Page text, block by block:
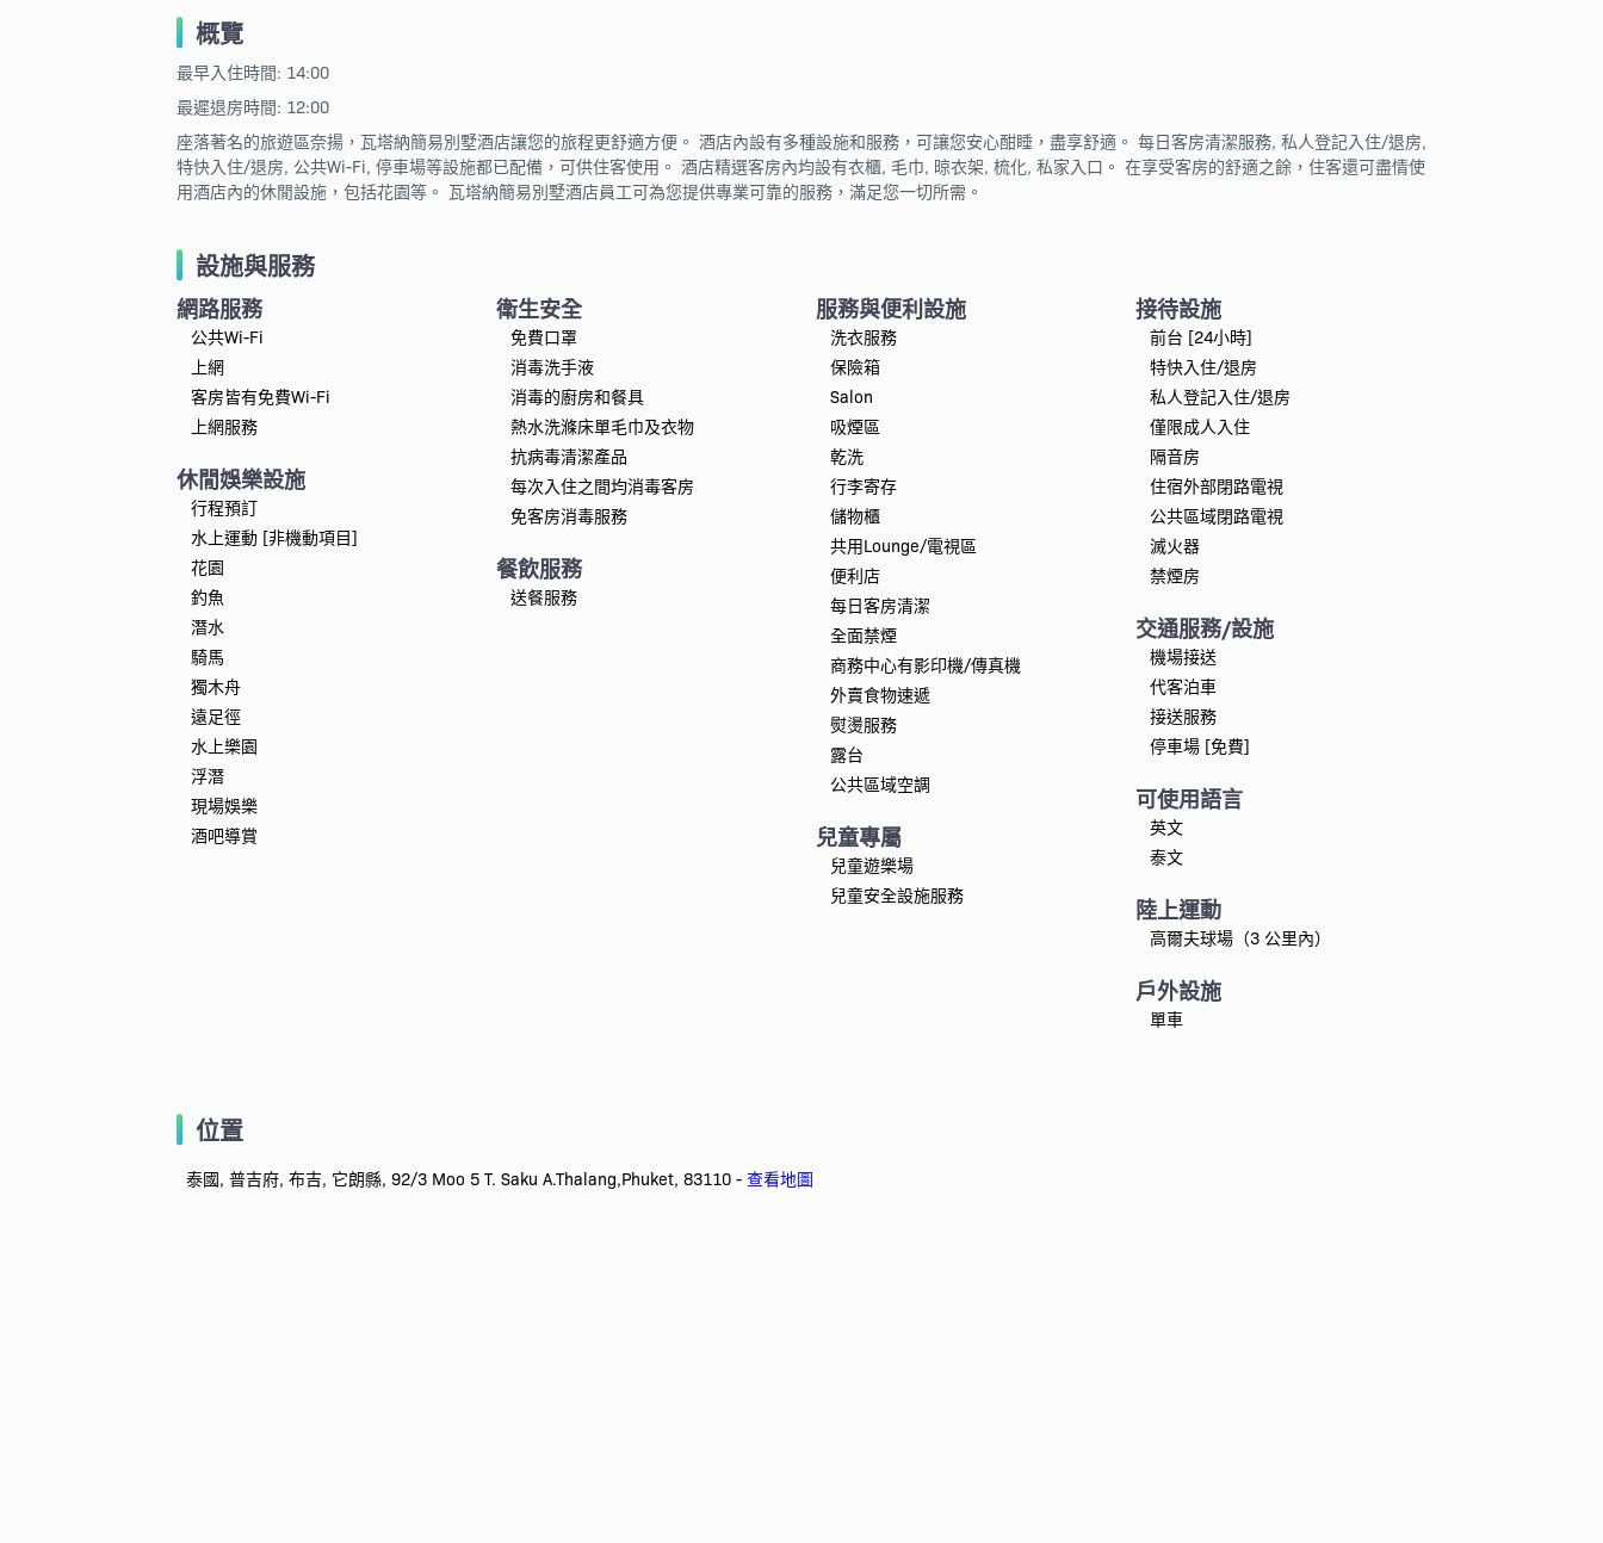
概覽
最早入住時間: 14:00
最遲退房時間: 12:00
座落著名的旅遊區奈揚，瓦塔納簡易別墅酒店讓您的旅程更舒適方便。 酒店內設有多種設施和服務，可讓您安心酣睡，盡享舒適。 每日客房清潔服務, 私人登記入住/退房,
特快入住/退房, 公共Wi-Fi, 停車場等設施都已配備，可供住客使用。 酒店精選客房內均設有衣櫃, 毛巾, 晾衣架, 梳化, 私家入口。 在享受客房的舒適之餘，住客還可盡情使
用酒店內的休閒設施，包括花園等。 瓦塔納簡易別墅酒店員工可為您提供專業可靠的服務，滿足您一切所需。
設施與服務
網路服務
公共Wi-Fi
上網
客房皆有免費Wi-Fi
上網服務
休閒娛樂設施
行程預訂
水上運動 [非機動項目]
花園
釣魚
潛水
騎馬
獨木舟
遠足徑
水上樂園
浮潛
現場娛樂
酒吧導賞
衛生安全
免費口罩
消毒洗手液
消毒的廚房和餐具
熱水洗滌床單毛巾及衣物
抗病毒清潔產品
每次入住之間均消毒客房
免客房消毒服務
餐飲服務
送餐服務
服務與便利設施
洗衣服務
保險箱
Salon
吸煙區
乾洗
行李寄存
儲物櫃
共用Lounge/電視區
便利店
每日客房清潔
全面禁煙
商務中心有影印機/傳真機
外賣食物速遞
熨燙服務
露台
公共區域空調
兒童專屬
兒童遊樂場
兒童安全設施服務
接待設施
前台 [24小時]
特快入住/退房
私人登記入住/退房
僅限成人入住
隔音房
住宿外部閉路電視
公共區域閉路電視
滅火器
禁煙房
交通服務/設施
機場接送
代客泊車
接送服務
停車場 [免費]
可使用語言
英文
泰文
陸上運動
高爾夫球場（3 公里內）
戶外設施
單車
位置
泰國, 普吉府, 布吉, 它朗縣, 92/3 Moo 5 T. Saku A.Thalang,Phuket, 83110 - 查看地圖